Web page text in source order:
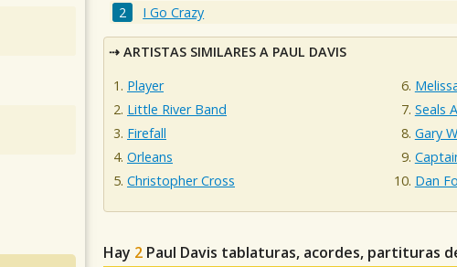
I Go Crazy
ARTISTAS SIMILARES A PAUL DAVIS
Player
Little River Band
Firefall
Orleans
Christopher Cross
Seals
Gary
Dan
Hay 2 Paul Davis tablaturas, acordes, partituras